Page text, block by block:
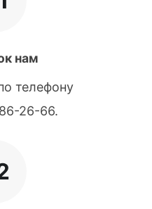
нам
телефону
26-66.